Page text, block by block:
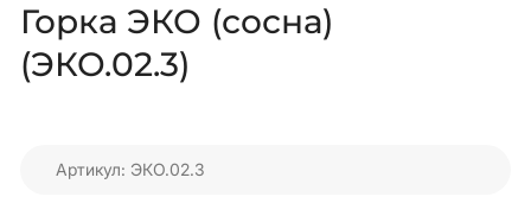
Горка ЭКО (сосна)
(ЭКО.02.3)
Артикул: ЭКО.02.3